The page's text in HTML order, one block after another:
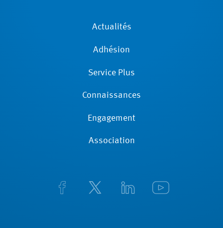
Actualités
Adhésion
Service Plus
Connaissances
Engagement
Association